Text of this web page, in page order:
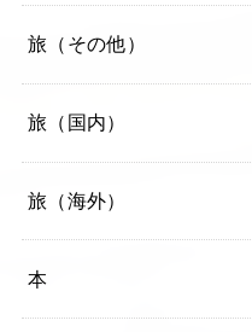
旅（その他）
旅（国内）
旅（海外）
本